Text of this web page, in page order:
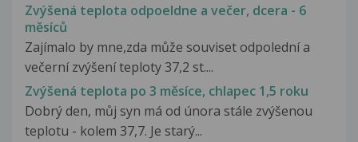
Zvýšená teplota odpoeldne a večer, dcera - 6
měsíců
Zajímalo by mne,zda může souviset odpolední a
večerní zvýšení teploty 37,2 st....
Zvýšená teplota po 3 měsíce, chlapec 1,5 roku
Dobrý den, můj syn má od února stále zvýšenou
teplotu - kolem 37,7. Je starý...